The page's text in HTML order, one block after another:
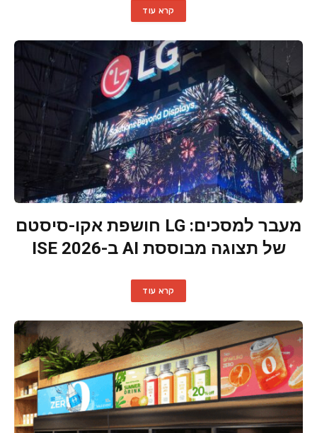
קרא עוד
מעבר למסכים: LG חושפת אקו-סיסטם
של תצוגה מבוססת AI ב-ISE 2026
קרא עוד